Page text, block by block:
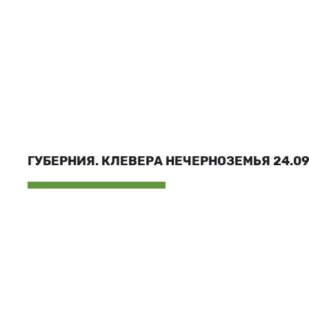
ГУБЕРНИЯ. КЛЕВЕРА НЕЧЕРНОЗЕМЬЯ